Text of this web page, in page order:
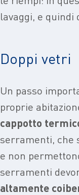
lavaggi, e
Doppi vetri
Un passo
proprie
cappotto
serramenti, che
e non
serramenti
altamente